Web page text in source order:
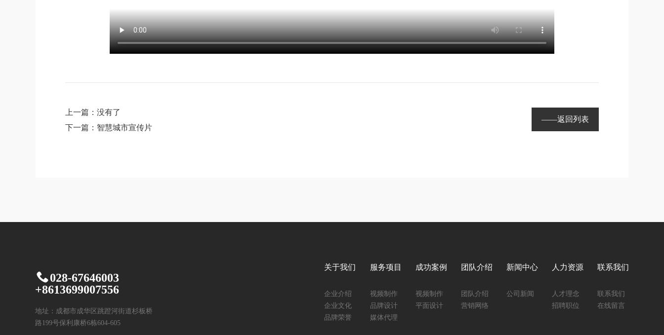
上一篇：没有了
下一篇：智慧城市宣传片
——返回列表
028-67646003
+8613699007556
地址：成都市成华区跳蹬河街道杉板桥
路199号保利康桥6栋604-605
关于我们
企业介绍
企业文化
品牌荣誉
服务项目
视频制作
品牌设计
媒体代理
成功案例
视频制作
平面设计
团队介绍
团队介绍
营销网络
新闻中心
公司新闻
人力资源
人才理念
招聘职位
联系我们
联系我们
在线留言